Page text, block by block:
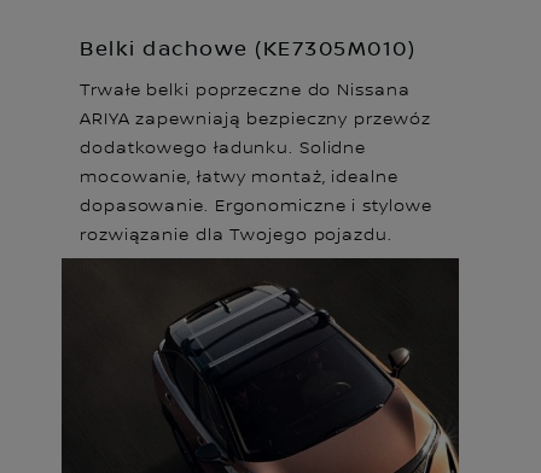
Belki dachowe (KE7305M010)
Trwałe belki poprzeczne do Nissana
ARIYA zapewniają bezpieczny przewóz
dodatkowego ładunku. Solidne
mocowanie, łatwy montaż, idealne
dopasowanie. Ergonomiczne i stylowe
rozwiązanie dla Twojego pojazdu.